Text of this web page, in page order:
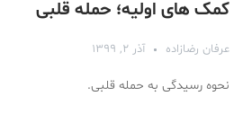
کمک های اولیه؛ حمله قلبی
عرفان رضازاده آذر ۲, ۱۳۹۹
نحوه رسیدگی به حمله قلبی.